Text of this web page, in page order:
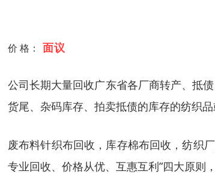
价 格： 面议
公司长期大量回收广东省各厂商转产、抵
货尾、杂码库存、拍卖抵债的库存的纺织品
废布料针织布回收，库存棉布回收，纺织
专业回收、价格从优、互惠互利”四大原则